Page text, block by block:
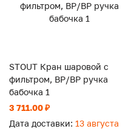
STOUT Кран шаровой с
фильтром, ВР/ВР ручка
бабочка 1
3 711.00 ₽
Дата доставки: 13 августа